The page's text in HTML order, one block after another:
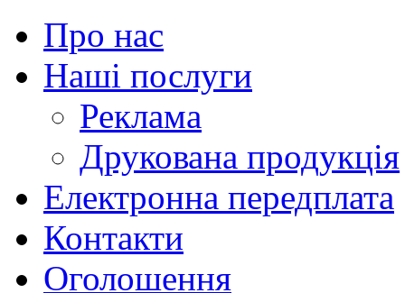
Про нас
Наші послуги
Реклама
Друкована продукція
Електронна передплата
Контакти
Оголошення